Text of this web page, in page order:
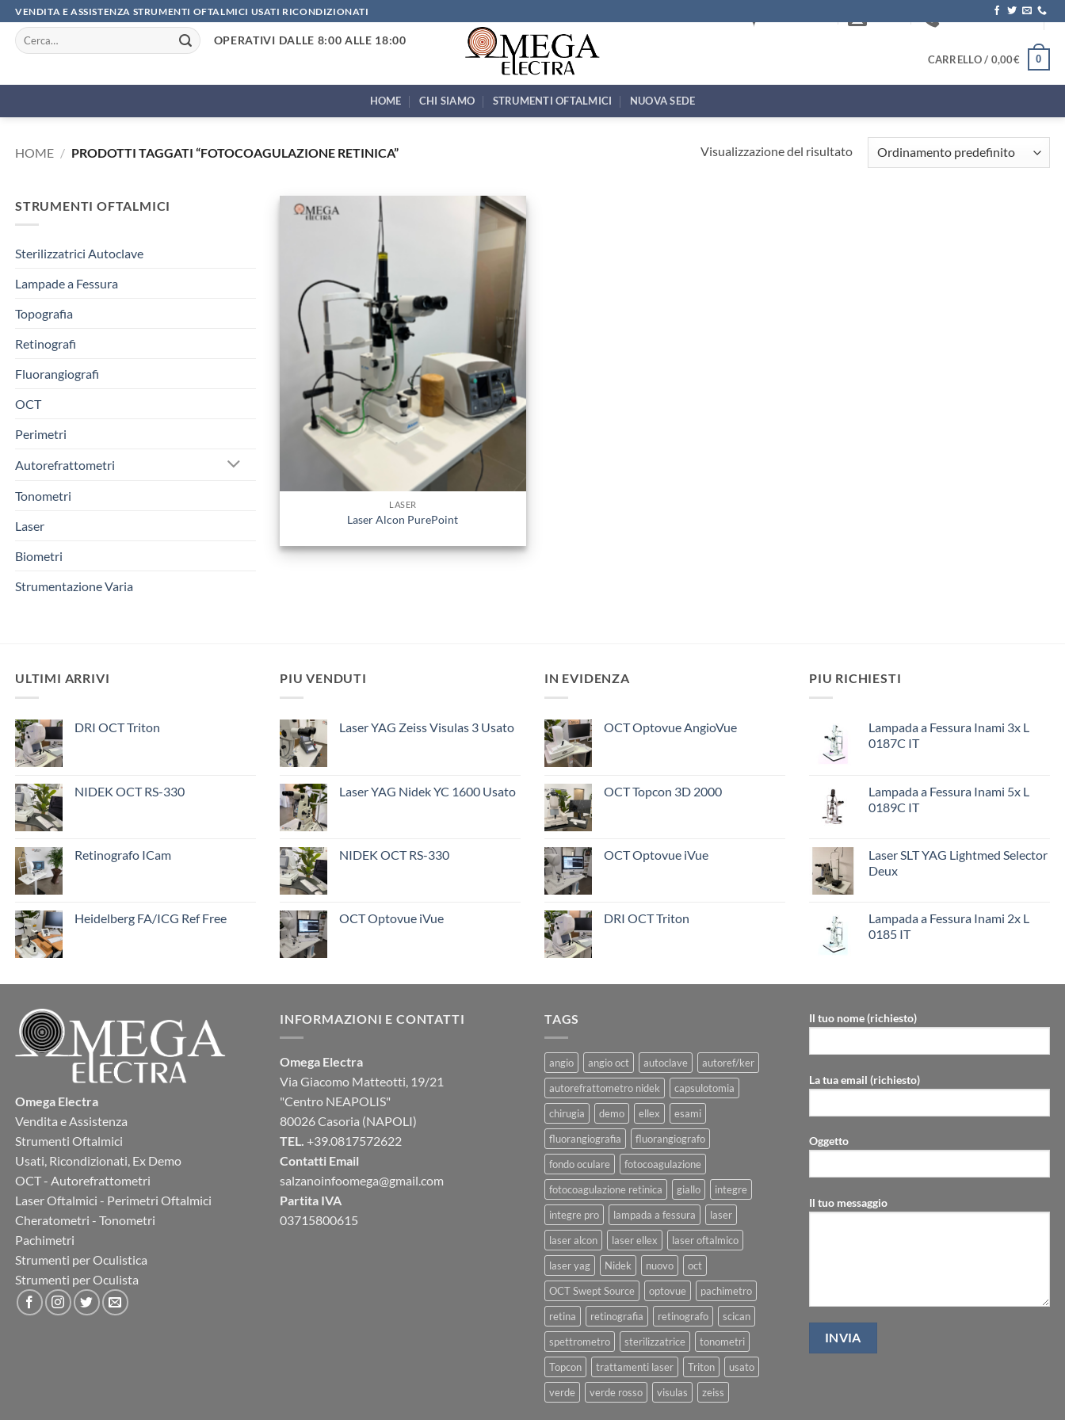
Salta
contenuti
VENDITA E ASSISTENZA STRUMENTI OFTALMICI USATI RICONDIZIONATI
Cerca:
OPERATIVI DALLE 8:00 ALLE 18:00
+39.0817572622
CARRELLO / 0,00€ 0
HOME CHI SIAMO STRUMENTI OFTALMICI NUOVA SEDE
HOME / PRODOTTI TAGGATI “FOTOCOAGULAZIONE RETINICA” Visualizzazione del risultato
STRUMENTI OFTALMICI
Sterilizzatrici Autoclave
Lampade a Fessura
Topografia
Retinografi
Fluorangiografi
OCT
Perimetri
Autorefrattometri
Tonometri
Laser
Biometri
Strumentazione Varia
LASER
Laser Alcon PurePoint
ULTIMI ARRIVI
DRI OCT Triton
NIDEK OCT RS-330
Retinografo ICam
Heidelberg FA/ICG Ref Free
PIU VENDUTI
Laser YAG Zeiss Visulas 3 Usato
Laser YAG Nidek YC 1600 Usato
NIDEK OCT RS-330
OCT Optovue iVue
IN EVIDENZA
OCT Optovue AngioVue
OCT Topcon 3D 2000
OCT Optovue iVue
DRI OCT Triton
PIU RICHIESTI
Lampada a Fessura Inami 3x L
0187C IT
Lampada a Fessura Inami 5x L
0189C IT
Laser SLT YAG Lightmed Selector
Deux
Lampada a Fessura Inami 2x L
0185 IT
Omega Electra
Vendita e Assistenza
Strumenti Oftalmici
Usati, Ricondizionati, Ex Demo
OCT - Autorefrattometri
Laser Oftalmici - Perimetri Oftalmici
Cheratometri - Tonometri
Pachimetri
Strumenti per Oculistica
Strumenti per Oculista
INFORMAZIONI E CONTATTI
Omega Electra
Via Giacomo Matteotti, 19/21
"Centro NEAPOLIS"
80026 Casoria (NAPOLI)
TEL. +39.0817572622
Contatti Email
salzanoinfoomega@gmail.com
Partita IVA
03715800615
TAGS
angio angio oct autoclave
autoref/ker
autorefrattometro nidek
capsulotomia
chirugia
demo ellex
esami
fluorangiografia
fluorangiografo
fondo oculare
fotocoagulazione
fotocoagulazione retinica
giallo
integre
integre pro
lampada a fessura
laser
laser alcon
laser ellex
laser oftalmico
laser yag
Nidek nuovo
oct
OCT Swept Source
optovue
pachimetro
retina
retinografia retinografo
scican
spettrometro
sterilizzatrice
tonometri
Topcon
trattamenti laser Triton
usato
verde
verde rosso visulas zeiss
Il tuo nome (richiesto)
La tua email (richiesto)
Oggetto
Il tuo messaggio